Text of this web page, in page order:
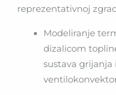
reprezentativnoj
Modeliranje
dizalicom
sustava grijanja